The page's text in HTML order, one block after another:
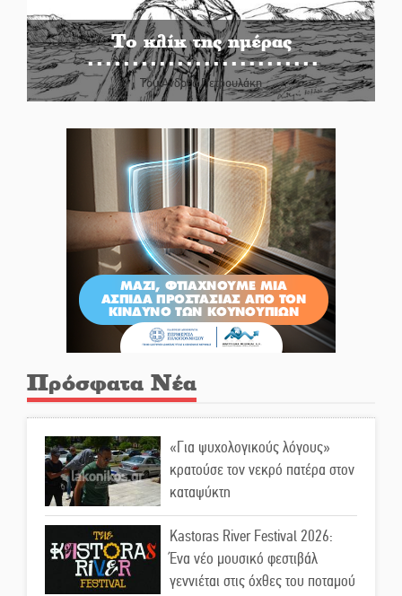
Το κλίκ της ημέρας
Του Ανδρέα Πετρουλάκη
Πρόσφατα Νέα
«Για ψυχολογικούς λόγους»
κρατούσε τον νεκρό πατέρα στον
καταψύκτη
Kastoras River Festival 2026:
Ένα νέο μουσικό φεστιβάλ
γεννιέται στις όχθες του ποταμού